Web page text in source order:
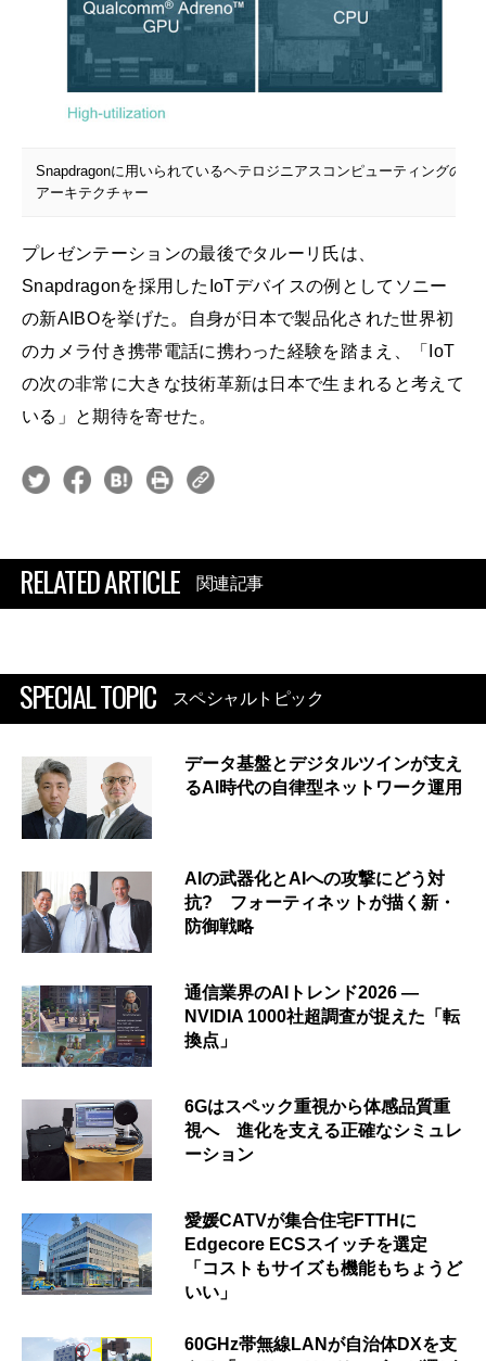
Snapdragonに用いられているヘテロジニアスコンピューティングの
アーキテクチャー
プレゼンテーションの最後でタルーリ氏は、
Snapdragonを採用したIoTデバイスの例としてソニー
の新AIBOを挙げた。自身が日本で製品化された世界初
のカメラ付き携帯電話に携わった経験を踏まえ、「IoT
の次の非常に大きな技術革新は日本で生まれると考えて
いる」と期待を寄せた。
RELATED ARTICLE 関連記事
SPECIAL TOPIC スペシャルトピック
データ基盤とデジタルツインが支え
るAI時代の自律型ネットワーク運用
AIの武器化とAIへの攻撃にどう対
抗? フォーティネットが描く新・
防御戦略
通信業界のAIトレンド2026 ―
NVIDIA 1000社超調査が捉えた「転
換点」
6Gはスペック重視から体感品質重
視へ 進化を支える正確なシミュレ
ーション
愛媛CATVが集合住宅FTTHに
Edgecore ECSスイッチを選定
「コストもサイズも機能もちょうど
いい」
60GHz帯無線LANが自治体DXを支